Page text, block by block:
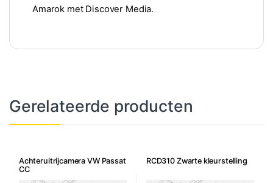
Amarok met Discover Media.
Gerelateerde producten
Achteruitrijcamera VW Passat
CC
RCD310 Zwarte kleurstelling